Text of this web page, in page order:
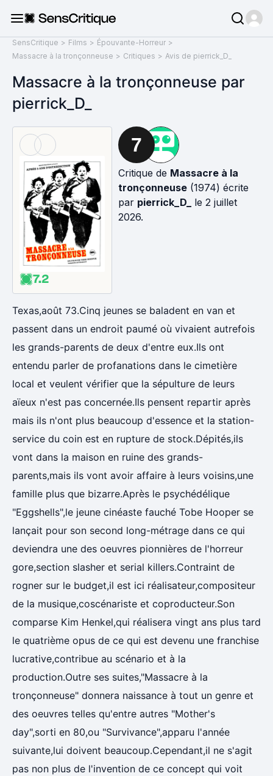
SensCritique > Films > Épouvante-Horreur >
Massacre à la tronçonneuse > Critiques > Avis de pierrick_D_
Massacre à la tronçonneuse par
pierrick_D_
7.2
7
Critique de Massacre à la
tronçonneuse (1974) écrite
par pierrick_D_
le 2 juillet
2026.
Texas,août 73.Cinq jeunes se baladent en van et
passent dans un endroit paumé où vivaient autrefois
les grands-parents de deux d'entre eux.Ils ont
entendu parler de profanations dans le cimetière
local et veulent vérifier que la sépulture de leurs
aïeux n'est pas concernée.Ils pensent repartir après
mais ils n'ont plus beaucoup d'essence et la station-
service du coin est en rupture de stock.Dépités,ils
vont dans la maison en ruine des grands-
parents,mais ils vont avoir affaire à leurs voisins,une
famille plus que bizarre.Après le psychédélique
"Eggshells",le jeune cinéaste fauché Tobe Hooper se
lançait pour son second long-métrage dans ce qui
deviendra une des oeuvres pionnières de l'horreur
gore,section slasher et serial killers.Contraint de
rogner sur le budget,il est ici réalisateur,compositeur
de la musique,coscénariste et coproducteur.Son
comparse Kim Henkel,qui réalisera vingt ans plus tard
le quatrième opus de ce qui est devenu une franchise
lucrative,contribue au scénario et à la
production.Outre ses suites,"Massacre à la
tronçonneuse" donnera naissance à tout un genre et
des oeuvres telles qu'entre autres "Mother's
day",sorti en 80,ou "Survivance",apparu l'année
suivante,lui doivent beaucoup.Cependant,il ne s'agit
pas non plus de l'invention de ce concept qui voit